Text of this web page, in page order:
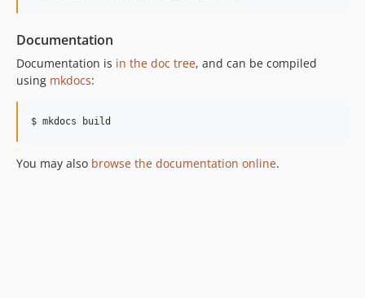
Documentation
Documentation is in the doc tree, and can be compiled
using mkdocs:
$ mkdocs build
You may also browse the documentation online.